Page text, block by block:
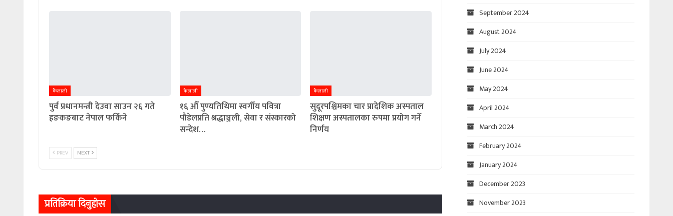
कैलाली
पुर्व प्रधानमन्त्री देउवा साउन २६ गते
हङकङबाट नेपाल फर्किने
कैलाली
१६ औँ पुण्यतिथिमा स्वर्गीय पवित्रा
पौडेलप्रति श्रद्धाञ्जली, सेवा र संस्कारको
सन्देश…
कैलाली
सुदूरपश्चिमका चार प्रादेशिक अस्पताल
शिक्षण अस्पतालका रुपमा प्रयोग गर्ने
निर्णय
PREV NEXT
प्रतिक्रिया दिनुहोस
September 2024
August 2024
July 2024
June 2024
May 2024
April 2024
March 2024
February 2024
January 2024
December 2023
November 2023